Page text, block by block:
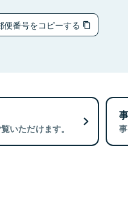
便番号をコピーする
いただけます。